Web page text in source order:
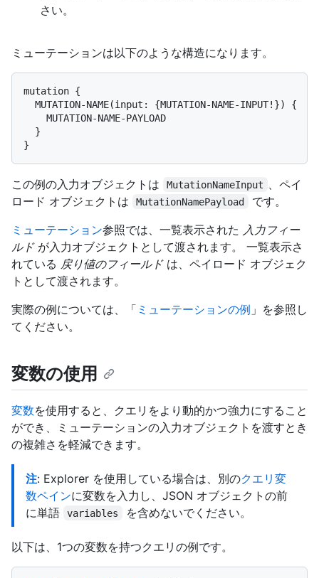
さい。
ミューテーションは以下のような構造になります。
mutation {
  MUTATION-NAME(input: {MUTATION-NAME-INPUT!}) {
    MUTATION-NAME-PAYLOAD
  }
}
この例の入力オブジェクトは MutationNameInput
、ペイ
ロード オブジェクトは
MutationNamePayload
です。
ミューテーション参照では、一覧表示された 入力フィー
ルドが入力オブジェクトとして渡されます。 一覧表示さ
れている 戻り値のフィールドは、ペイロード オブジェク
トとして渡されます。
実際の例については、「 ミューテーションの例 」を参照し
てください。
変数の使用
変数を使用すると、クエリをより動的かつ強力にすること
ができ、ミューテーションの入力オブジェクトを渡すとき
の複雑さを軽減できます。
注: Explorer を使用している場合は、別のクエリ変
数ペインに変数を入力し、JSON オブジェクトの前
に単語
variables を含めないでください。
以下は、1つの変数を持つクエリの例です。